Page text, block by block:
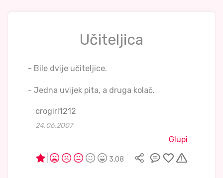
Učiteljica
- Bile dvije učiteljice.
- Jedna uvijek pita, a druga kolač.
crogirl1212
24.06.2007
Glupi
3,08